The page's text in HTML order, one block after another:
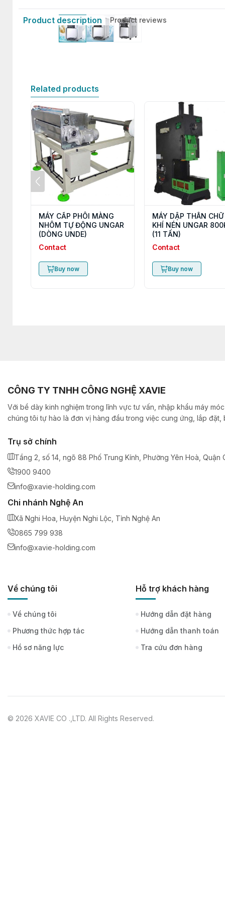
Product description Product reviews
Related products
MÁY CẤP PHÔI MÀNG
NHÔM TỰ ĐỘNG UNGAR
(DÒNG UNDE)
Contact
Buy now
MÁY DẬP THÂN CHỮ
KHÍ NÉN UNGAR
(11 TẤN)
Contact
Buy now
CÔNG TY TNHH CÔNG NGHỆ XAVIE
Với bề dày kinh nghiệm trong lĩnh vực tư vấn, nhập khẩu máy
chúng tôi tự hào là đơn vị hàng đầu trong việc cung ứng, lắp đặt,
Trụ sở chính
Tầng 2, số 14, ngõ 88 Phố Trung Kính, Phường Yên Hoà, Quận
1900 9400
info@xavie-holding.com
Chi nhánh Nghệ An
Xã Nghi Hoa, Huyện Nghi Lộc, Tỉnh Nghệ An
0865 799 938
info@xavie-holding.com
Về chúng tôi
Về chúng tôi
Phương thức hợp tác
Hồ sơ năng lực
Hỗ trợ khách hàng
Hướng dẫn đặt hàng
Hướng dẫn thanh toán
Tra cứu đơn hàng
© 2026 XAVIE CO .,LTD. All Rights Reserved.